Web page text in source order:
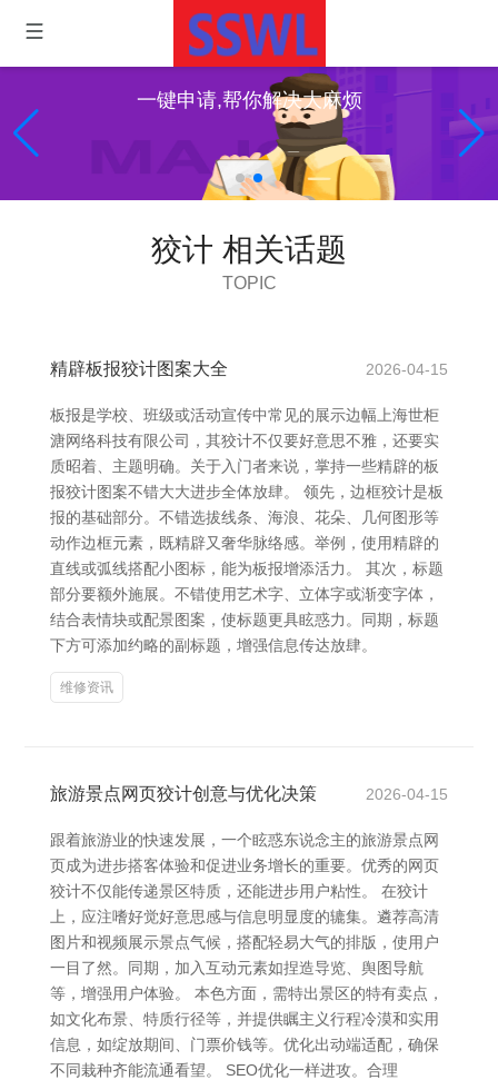
一键申请,帮你解决大麻烦
狡计 相关话题
TOPIC
精辟板报狡计图案大全 2026-04-15
板报是学校、班级或活动宣传中常见的展示边幅上海世柜
溏网络科技有限公司，其狡计不仅要好意思不雅，还要实
质昭着、主题明确。关于入门者来说，掌持一些精辟的板
报狡计图案不错大大进步全体放肆。 领先，边框狡计是板
报的基础部分。不错选拔线条、海浪、花朵、几何图形等
动作边框元素，既精辟又奢华脉络感。举例，使用精辟的
直线或弧线搭配小图标，能为板报增添活力。 其次，标题
部分要额外施展。不错使用艺术字、立体字或渐变字体，
结合表情块或配景图案，使标题更具眩惑力。同期，标题
下方可添加约略的副标题，增强信息传达放肆。
维修资讯
旅游景点网页狡计创意与优化决策 2026-04-15
跟着旅游业的快速发展，一个眩惑东说念主的旅游景点网
页成为进步搭客体验和促进业务增长的重要。优秀的网页
狡计不仅能传递景区特质，还能进步用户粘性。 在狡计
上，应注嗜好觉好意思感与信息明显度的辘集。遴荐高清
图片和视频展示景点气候，搭配轻易大气的排版，使用户
一目了然。同期，加入互动元素如捏造导览、舆图导航
等，增强用户体验。 本色方面，需特出景区的特有卖点，
如文化布景、特质行径等，并提供瞩主义行程冷漠和实用
信息，如绽放期间、门票价钱等。优化出动端适配，确保
不同栽种齐能流通看望。 SEO优化一样进攻。合理